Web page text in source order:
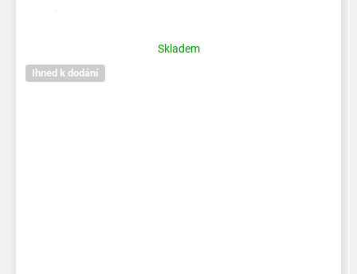
Skladem
Ihned k dodání